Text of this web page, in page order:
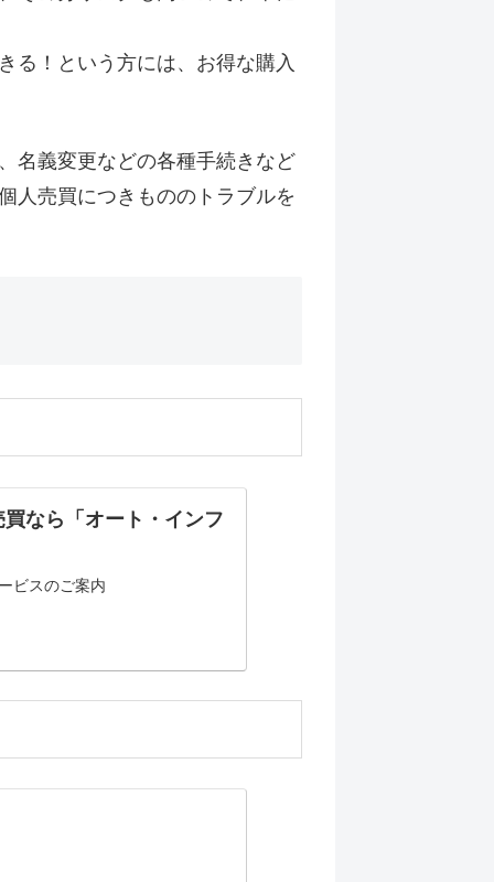
る！という方には、お得な購入
名義変更などの各種手続きなど
人売買につきもののトラブルを
なら「オート・インフ
ビスのご案内